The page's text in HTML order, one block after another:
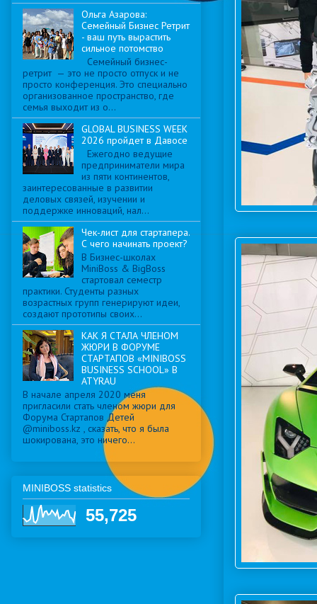
Ольга Азарова:
Семейный Бизнес Ретрит
- ваш путь вырастить
сильное потомство
Семейный бизнес-
ретрит — это не просто отпуск и не
просто конференция. Это специально
организованное пространство, где
семья выходит из о...
GLOBAL BUSINESS WEEK
2026 пройдет в Давосе
Ежегодно ведущие
предприниматели мира
из пяти континентов,
заинтересованные в развитии
деловых связей, изучении и
поддержке инноваций, нал...
Чек-лист для стартапера.
С чего начинать проект?
В Бизнес-школах
MiniBoss & BigBoss
стартовал семестр
практики. Студенты разных
возрастных групп генерируют идеи,
создают прототипы своих...
КАК Я СТАЛА ЧЛЕНОМ
ЖЮРИ В ФОРУМЕ
СТАРТАПОВ «MINIBOSS
BUSINESS SCHOOL» В
ATYRAU
В начале апреля 2020 меня
пригласили стать членом жюри для
Форума Стартапов Детей
@miniboss.kz , сказать, что я была
шокирована, это ничего...
MINIBOSS statistics
55,725